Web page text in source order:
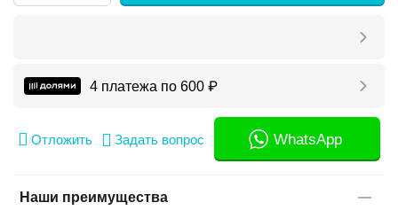
4 платежа по 600 ₽
Отложить Задать вопрос WhatsApp
Наши преимущества